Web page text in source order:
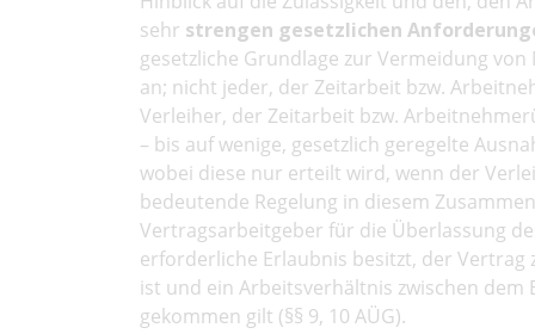
sehr strengen gesetzlichen
gesetzliche Grundlage zur Vermeidung
an; nicht jeder, der Zeitarbeit bzw.
Verleiher, der Zeitarbeit bzw.
– bis auf wenige, gesetzlich geregelte
wobei diese nur erteilt wird, wenn der
bedeutende Regelung in diesem
Vertragsarbeitgeber für die Überlassung
erforderliche Erlaubnis besitzt, der
ist und ein Arbeitsverhältnis zwischen
gekommen gilt (§§ 9, 10 AÜG).